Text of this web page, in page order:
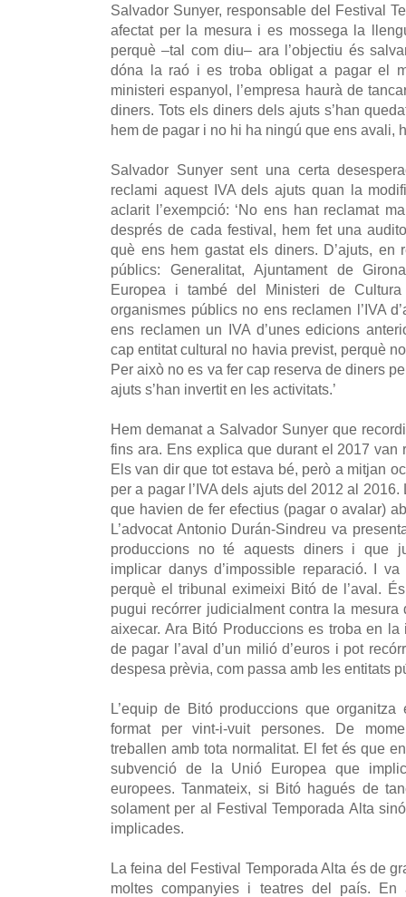
Salvador Sunyer, responsable del Festival
afectat per la mesura i es mossega la
perquè –tal com diu– ara l’objectiu és
dóna la raó i es troba obligat a pagar el
ministeri espanyol, l’empresa haurà de
diners. Tots els diners dels ajuts s’han
hem de pagar i no hi ha ningú que ens avali,
Salvador Sunyer sent una certa
reclami aquest IVA dels ajuts quan la
aclarit l’exempció: ‘No ens han reclamat
després de cada festival, hem fet una
què ens hem gastat els diners. D’ajuts, en
públics: Generalitat, Ajuntament de
Europea i també del Ministeri de Cultura
organismes públics no ens reclamen l’IVA
ens reclamen un IVA d’unes edicions
cap entitat cultural no havia previst, perquè
Per això no es va fer cap reserva de diners
ajuts s’han invertit en les activitats.’
Hem demanat a Salvador Sunyer que
fins ara. Ens explica que durant el 2017 van
Els van dir que tot estava bé, però a mitjan
per a pagar l’IVA dels ajuts del 2012 al
que havien de fer efectius (pagar o avalar)
L’advocat Antonio Durán-Sindreu va
produccions no té aquests diners i que
implicar danys d’impossible reparació. I
perquè el tribunal eximeixi Bitó de l’aval.
pugui recórrer judicialment contra la
aixecar. Ara Bitó Produccions es troba en
de pagar l’aval d’un milió d’euros i pot
despesa prèvia, com passa amb les entitats
L’equip de Bitó produccions que
format per vint-i-vuit persones. De
treballen amb tota normalitat. El fet és que
subvenció de la Unió Europea que
europees. Tanmateix, si Bitó hagués de
solament per al Festival Temporada Alta
implicades.
La feina del Festival Temporada Alta és de
moltes companyies i teatres del país. En